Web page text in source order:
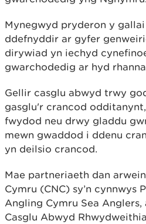
Mynegwyd pryderon y
ddefnyddir ar gyfer
dirywiad yn iechyd
gwarchodedig ar hyd
Gellir casglu abwyd trwy
gasglu'r crancod
fwydod neu drwy gladdu
mewn gwaddod i ddenu
yn deilsio crancod.
Mae partneriaeth dan
Cymru (CNC) sy’n cynnwys
Angling Cymru Sea
Casglu Abwyd